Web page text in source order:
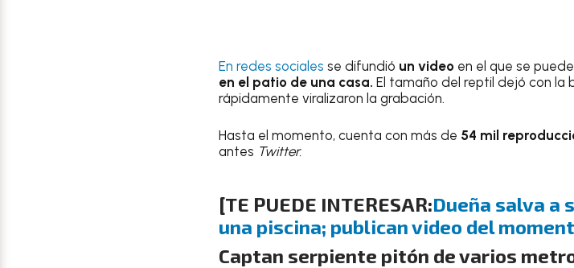
En redes sociales se difundió un video en el que se
en el patio de una casa. El tamaño del reptil dejó con la
rápidamente viralizaron la grabación.
Hasta el momento, cuenta con más de 54 mil
antes Twitter.
[TE PUEDE INTERESAR:Dueña salva a
una piscina; publican video del
Captan serpiente pitón de varios